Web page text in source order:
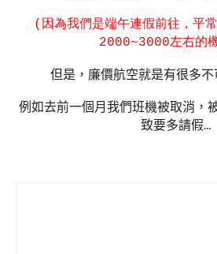
(因為我們是端午連假前往，平
2000~3000左右的
但是，廉價航空就是有很多不
例如去前一個月我們班機被取消，
致要多請假…